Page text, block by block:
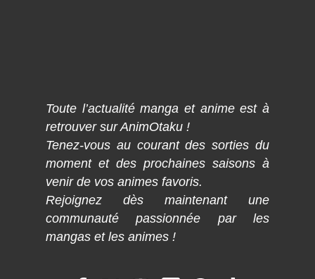
Toute l’actualité manga et anime est à
retrouver sur AnimOtaku !
Tenez-vous au courant des sorties du
moment et des prochaines saisons à
venir de vos animes favoris.
Rejoignez dès maintenant une
communauté passionnée par les
mangas et les animes !